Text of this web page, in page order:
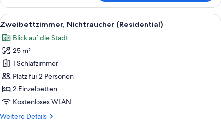
Zweibettzimmer,
Nichtraucher
Alle
Fotos
für
Zweibettzimmer,
Nichtraucher
(Residential)
anzeigen
Ein Hotelzimmer mit zwei Betten,
20
Zweibettzimmer, Nichtraucher (Residential)
Blick auf die Stadt
25 m²
1 Schlafzimmer
Platz für 2 Personen
2 Einzelbetten
Kostenloses WLAN
Weitere Details
Weitere